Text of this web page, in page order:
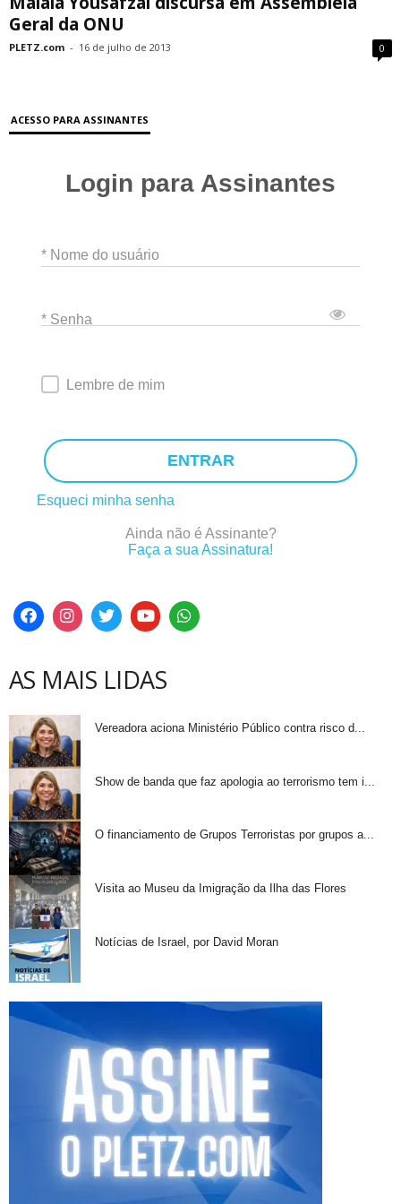
Geral da ONU
PLETZ.com - 16 de julho de 2013 0
ACESSO PARA ASSINANTES
Login para Assinantes
* Nome do usuário
* Senha
Lembre de mim
ENTRAR
Esqueci minha senha
Ainda não é Assinante?
Faça a sua Assinatura!
AS MAIS LIDAS
Vereadora aciona Ministério Público contra risco d...
Show de banda que faz apologia ao terrorismo tem i...
O financiamento de Grupos Terroristas por grupos a...
Visita ao Museu da Imigração da Ilha das Flores
Notícias de Israel, por David Moran